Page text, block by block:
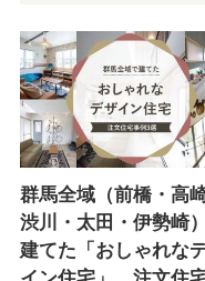
群馬全域（前橋・高
渋川・太田・伊勢崎
建てた「おしゃれな